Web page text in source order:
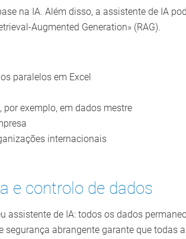
na IA. Além disso, a assistente de IA
Augmented Generation» (RAG).
paralelos em Excel
exemplo, em dados mestre
internacionais
e controlo de dados
assistente de IA: todos os dados
abrangente garante que todas